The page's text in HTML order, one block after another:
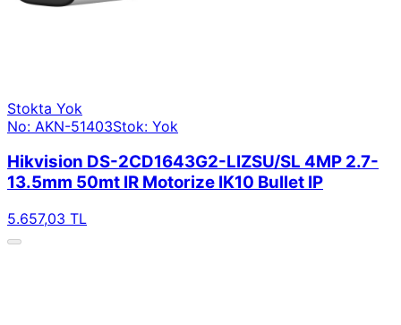
Stokta Yok
No: AKN-51403Stok: Yok
Hikvision DS-2CD1643G2-LIZSU/SL 4MP 2.7-
13.5mm 50mt IR Motorize IK10 Bullet IP
5.657,03 TL